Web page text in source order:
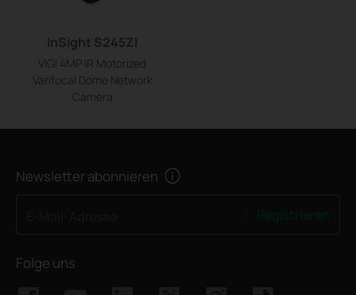
InSight S245ZI
VIGI 4MP IR Motorized
Varifocal Dome Network
Camera
Newsletter abonnieren
Folge uns